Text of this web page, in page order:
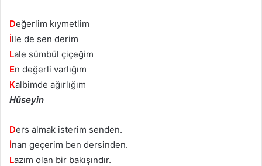
Değerlim kıymetlim
İlle de sen derim
Lale sümbül çiçeğim
En değerli varlığım
Kalbimde ağırlığım
Hüseyin
Ders almak isterim senden.
İnan geçerim ben dersinden.
Lazım olan bir bakışındır.